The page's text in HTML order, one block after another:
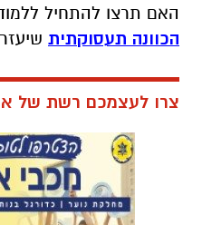
האם תרצו להתחיל
הכוונה תעסוקתית
צרו לעצמכם רשת של